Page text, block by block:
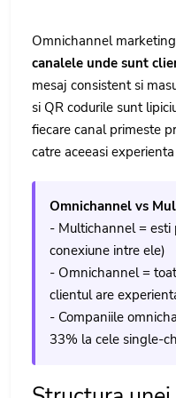
Omnichannel
canalele unde sunt
mesaj consistent si
si QR codurile sunt
fiecare canal primeste
catre aceeasi
Omnichannel vs
- Multichannel = esti
conexiune intre ele)
- Omnichannel =
clientul are
- Companiile
33% la cele single-